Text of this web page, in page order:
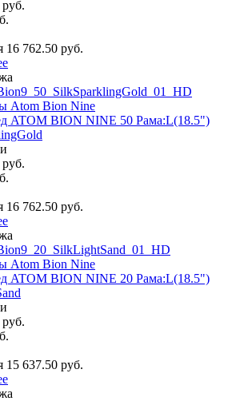
руб.
16 762.50 руб.
ATOM BION NINE 50 Рама:L(18.5")
руб.
16 762.50 руб.
ATOM BION NINE 20 Рама:L(18.5")
руб.
15 637.50 руб.